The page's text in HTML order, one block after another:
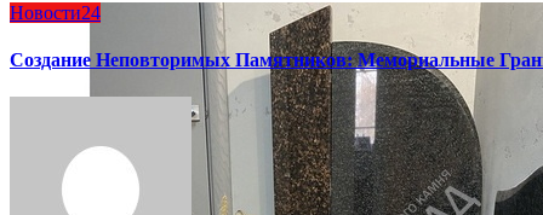
Новости24
Создание Неповторимых Памятников: Мемориальные